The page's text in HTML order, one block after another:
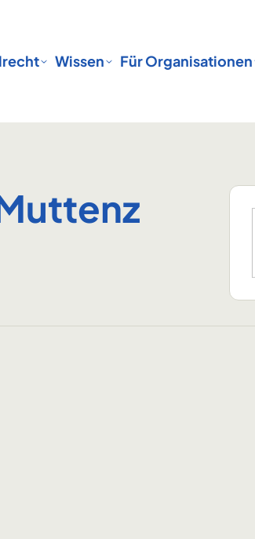
Wissen Für Organisationen